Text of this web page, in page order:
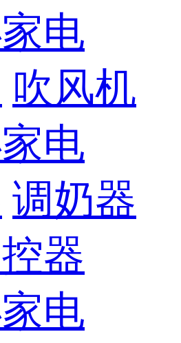
电
吹风机
电
调奶器
器
电